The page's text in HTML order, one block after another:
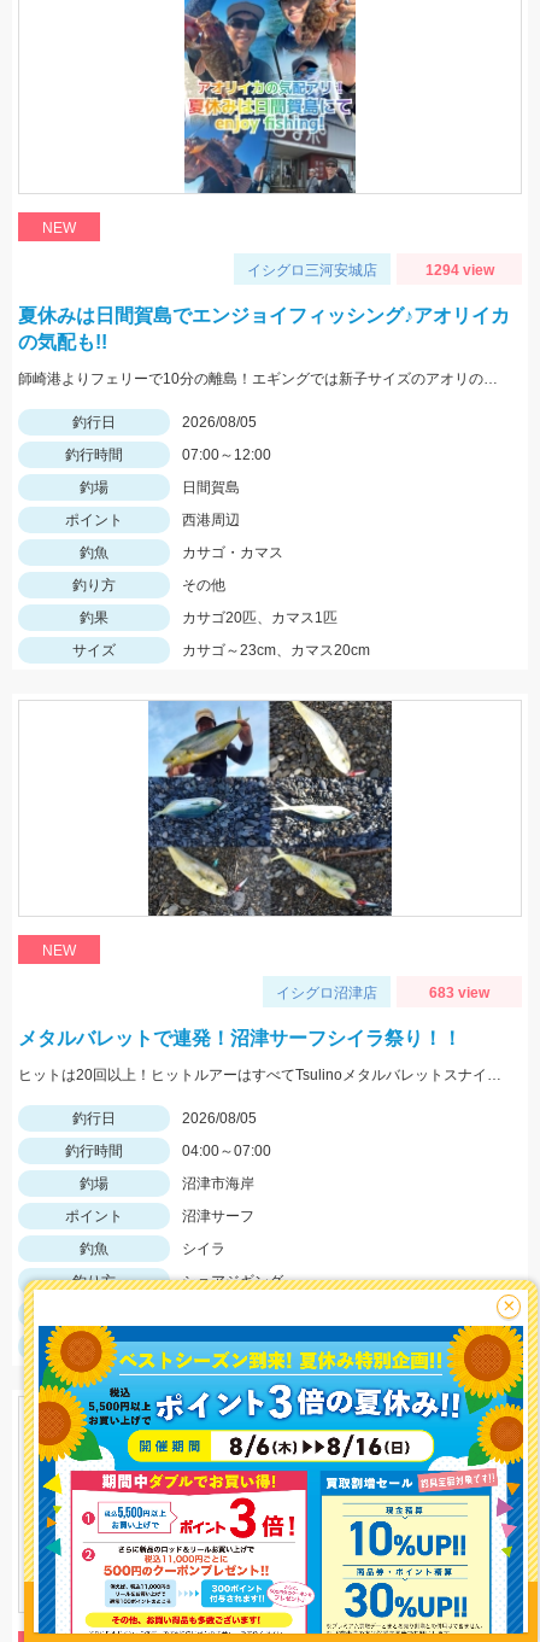
釣り情報を
投稿する
NEW
イシグロ三河安城店 1294 view
夏休みは日間賀島でエンジョイフィッシング♪アオリイカ
の気配も!!
師崎港よりフェリーで10分の離島！エギングでは新子サイズのアオリのチェイス多数！ロックフィッシュは足元を10ｇの根魚玉で狙うと効果的♪カバスキャでも釣果あり！
釣行日
2026/08/05
釣行時間
07:00～12:00
釣場
日間賀島
ポイント
西港周辺
釣魚
カサゴ・カマス
釣り方
その他
釣果
カサゴ20匹、カマス1匹
サイズ
カサゴ～23cm、カマス20cm
NEW
イシグロ沼津店 683 view
メタルバレットで連発！沼津サーフシイラ祭り！！
ヒットは20回以上！ヒットルアーはすべてTsulinoメタルバレットスナイパー40ｇでした。
釣行日
2026/08/05
釣行時間
04:00～07:00
釣場
沼津市海岸
ポイント
沼津サーフ
釣魚
シイラ
釣り方
ショアジギング
サイズ
シイラ50～40ｃｍ
×